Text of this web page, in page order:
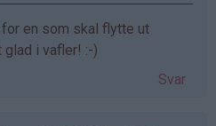
en som skal flytte ut
i vafler! :-)
Svar